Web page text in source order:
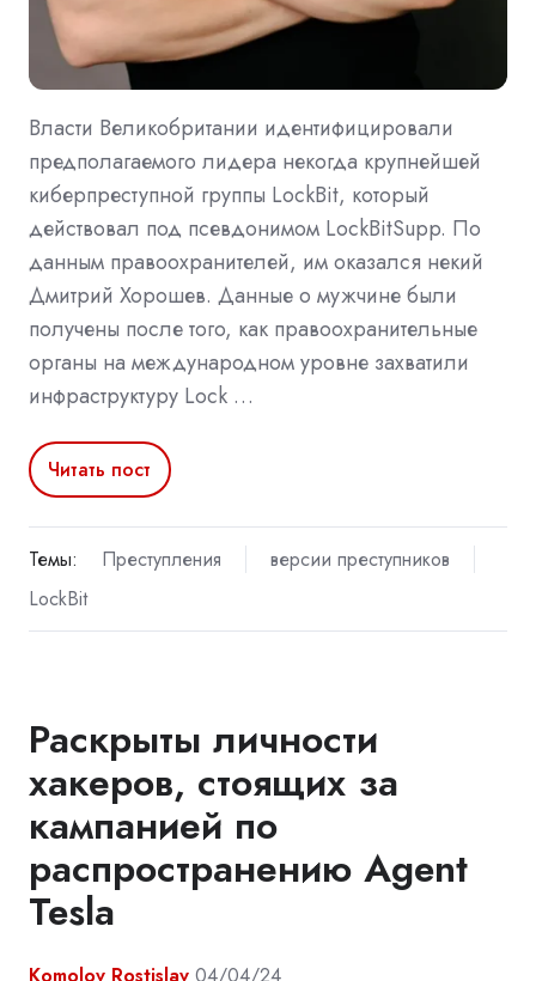
Власти Великобритании идентифицировали
предполагаемого лидера некогда крупнейшей
киберпреступной группы LockBit, который
действовал под псевдонимом LockBitSupp. По
данным правоохранителей, им оказался некий
Дмитрий Хорошев. Данные о мужчине были
получены после того, как правоохранительные
органы на международном уровне захватили
инфраструктуру Lock …
Читать пост
Темы: Преступления
версии преступников
LockBit
Раскрыты личности
хакеров, стоящих за
кампанией по
распространению Agent
Tesla